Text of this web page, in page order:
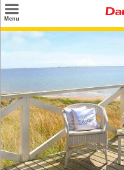
Menu
Inspiration
Info
Kontakt